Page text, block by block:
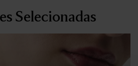
Selecionadas